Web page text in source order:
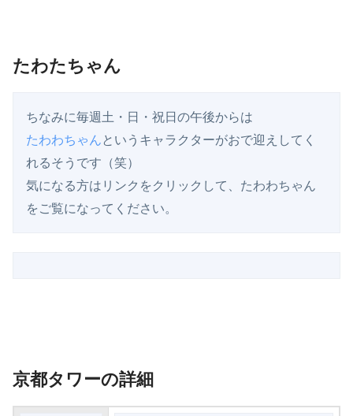
たわたちゃん
たわわちゃん というキャラクターがおで迎えしてく
れるそうです（笑）
気になる方はリンクをクリックして、たわわちゃん
をご覧になってください。
京都タワーの詳細